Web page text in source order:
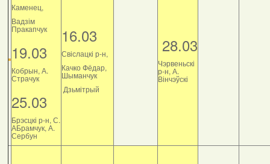
Каменец,
Вадзім
Пракапчук
19.03
Кобрын, А.
Страчук
25.03
Брэсцкі р-н, С.
АБрамчук, А.
Сербун
16.03
Свіслацкі р-н,
Качко Фёдар,
Шыманчук
Дзьмітрый
28.03
Чэрвеньскі
р-н, А.
Вінчэўскі